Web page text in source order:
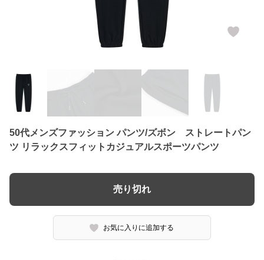
50代メンズファッション パンツ/ズボン ストレートパン
ツ リラックスフィットカジュアルスポーツパンツ
売り切れ
お気に入りに追加する